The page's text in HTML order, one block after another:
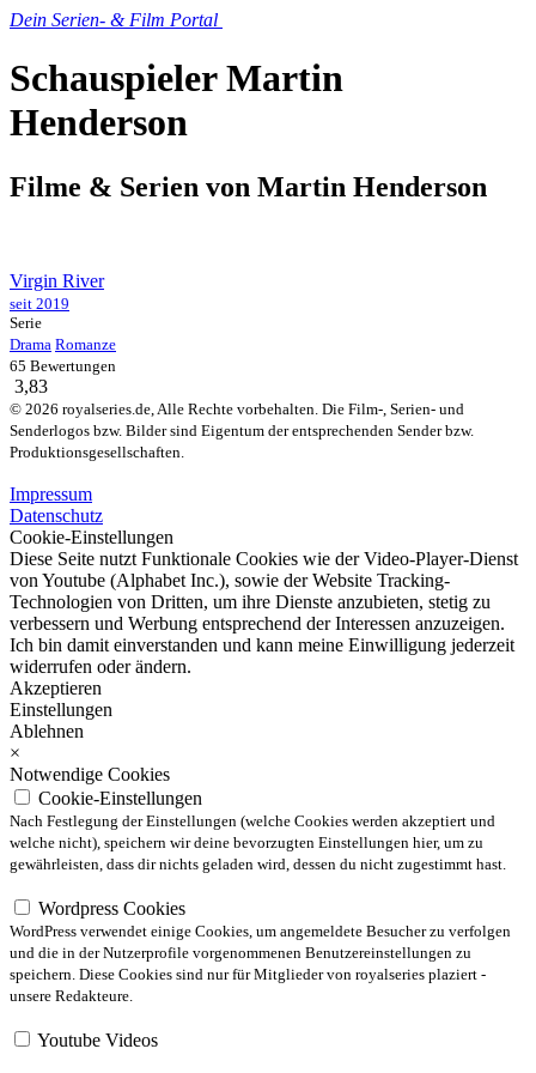
Dein Serien- & Film Portal
Schauspieler Martin
Henderson
Filme & Serien von Martin Henderson
Virgin River
seit 2019
Serie
Drama Romanze
65 Bewertungen
3,83
© 2026 royalseries.de, Alle Rechte vorbehalten. Die Film-, Serien- und
Senderlogos bzw. Bilder sind Eigentum der entsprechenden Sender bzw.
Produktionsgesellschaften.
Impressum
Datenschutz
Cookie-Einstellungen
Diese Seite nutzt Funktionale Cookies wie der Video-Player-Dienst
von Youtube (Alphabet Inc.), sowie der Website Tracking-
Technologien von Dritten, um ihre Dienste anzubieten, stetig zu
verbessern und Werbung entsprechend der Interessen anzuzeigen.
Ich bin damit einverstanden und kann meine Einwilligung jederzeit
widerrufen oder ändern.
Akzeptieren
Einstellungen
Ablehnen
×
Notwendige Cookies
Cookie-Einstellungen
Nach Festlegung der Einstellungen (welche Cookies werden akzeptiert und
welche nicht), speichern wir deine bevorzugten Einstellungen hier, um zu
gewährleisten, dass dir nichts geladen wird, dessen du nicht zugestimmt hast.
Wordpress Cookies
WordPress verwendet einige Cookies, um angemeldete Besucher zu verfolgen
und die in der Nutzerprofile vorgenommenen Benutzereinstellungen zu
speichern. Diese Cookies sind nur für Mitglieder von royalseries plaziert -
unsere Redakteure.
Youtube Videos